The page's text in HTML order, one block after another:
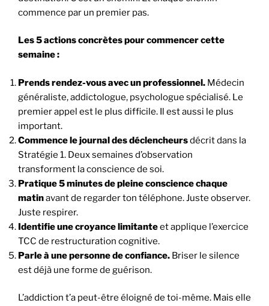
commence par un premier pas.
Les 5 actions concrètes pour commencer cette
semaine :
Prends rendez-vous avec un professionnel. Médecin
généraliste, addictologue, psychologue spécialisé. Le
premier appel est le plus difficile. Il est aussi le plus
important.
Commence le journal des déclencheursdécrit dans la
Stratégie 1. Deux semaines d’observation
transforment la conscience de soi.
Pratique 5 minutes de pleine conscience chaque
matinavant de regarder ton téléphone. Juste observer.
Juste respirer.
Identifie une croyance limitanteet applique l’exercice
TCC de restructuration cognitive.
Parle à une personne de confiance. Briser le silence
est déjà une forme de guérison.
L’addiction t’a peut-être éloigné de toi-même. Mais elle